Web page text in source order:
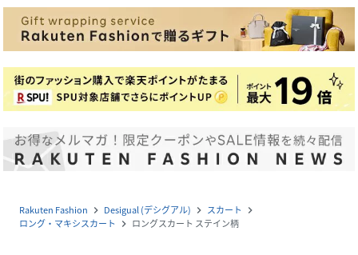
Rakuten Fashion navigate_next Desigual (デシグアル) navigate_next スカート navigate_next
ロング・マキシスカート navigate_next ロングスカート ステイン柄